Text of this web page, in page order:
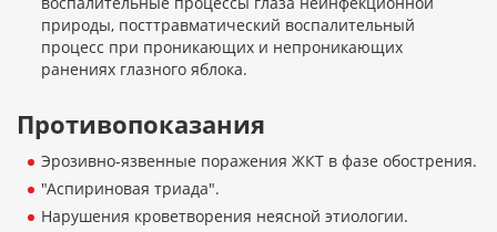
природы, посттравматический воспалительный
процесс при проникающих и непроникающих
ранениях глазного яблока.
Противопоказания
Эрозивно-язвенные поражения ЖКТ в фазе обострения.
"Аспириновая триада".
Нарушения кроветворения неясной этиологии.